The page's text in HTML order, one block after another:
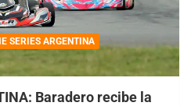
SERIES ARGENTINA
Baradero recibe la